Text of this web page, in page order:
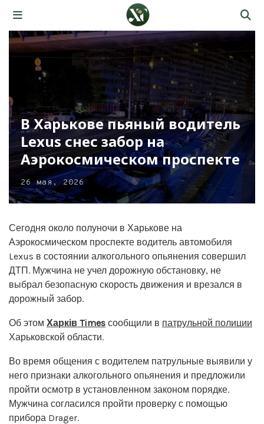
В Харькове пьяный водитель
Lexus снес забор на
Аэрокосмическом проспекте
26 мая, 2026
Сегодня около полуночи в Харькове на
Аэрокосмическом проспекте водитель автомобиля
Lexus в состоянии алкогольного опьянения совершил
ДТП. Мужчина не учел дорожную обстановку, не
выбрал безопасную скорость движения и врезался в
дорожный забор.
Об этом Харків Times сообщили в патрульной полиции
Харьковской области.
Во время общения с водителем патрульные выявили у
него признаки алкогольного опьянения и предложили
пройти осмотр в установленном законом порядке.
Мужчина согласился пройти проверку с помощью
прибора Drager.